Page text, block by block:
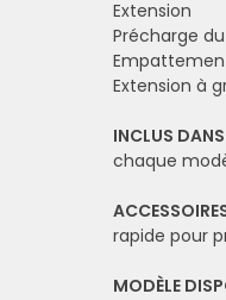
Extension
Précharge
Extension à
INCLUS
chaque
rapide pour
MODÈLE